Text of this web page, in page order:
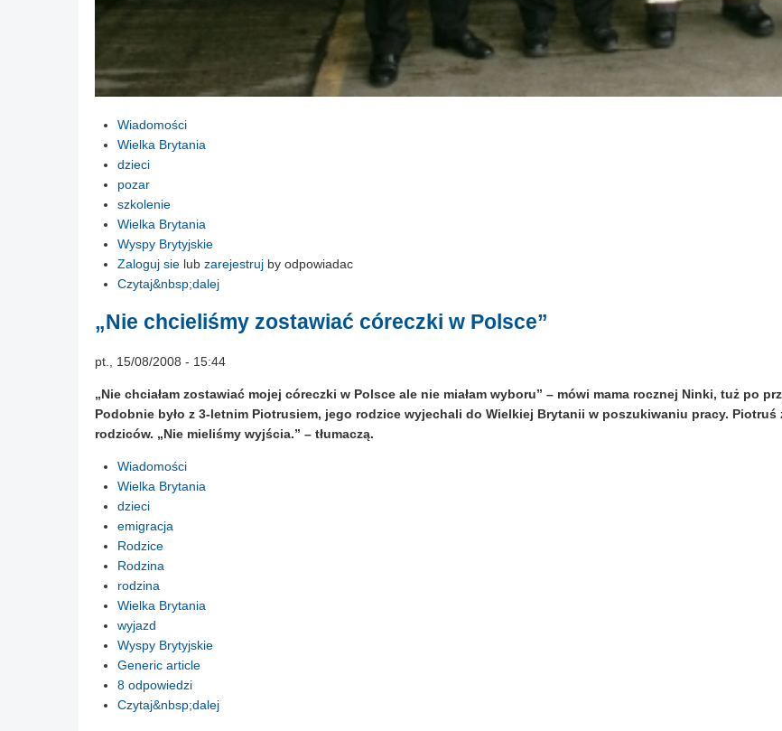
Wiadomości
Wielka Brytania
dzieci
pozar
szkolenie
Wielka Brytania
Wyspy Brytyjskie
Zaloguj sie lub zarejestruj by odpowiadac
Czytaj&nbsp;dalej
„Nie chcieliśmy zostawiać córeczki w Polsce”
pt., 15/08/2008 - 15:44
„Nie chciałam zostawiać mojej córeczki w Polsce ale nie miałam wyboru” – mówi mama rocznej Ninki, tuż po
Podobnie było z 3-letnim Piotrusiem, jego rodzice wyjechali do Wielkiej Brytanii w poszukiwaniu pracy. Piotruś
rodziców. „Nie mieliśmy wyjścia.” – tłumaczą.
Wiadomości
Wielka Brytania
dzieci
emigracja
Rodzice
Rodzina
rodzina
Wielka Brytania
wyjazd
Wyspy Brytyjskie
Generic article
8 odpowiedzi
Czytaj&nbsp;dalej